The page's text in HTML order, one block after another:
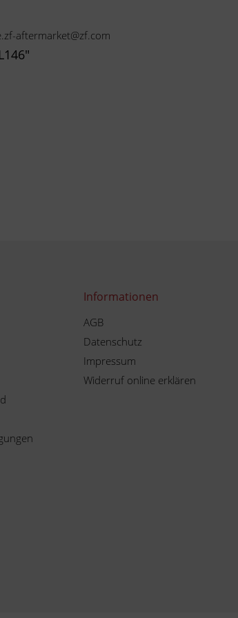
aftermarket@zf.com
Informationen
AGB
Datenschutz
Impressum
Widerruf online erklären